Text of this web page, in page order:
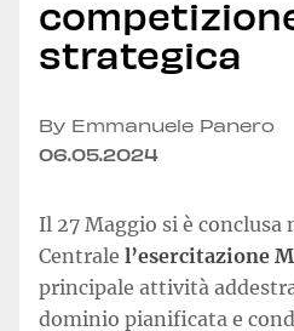
strategica
By Emmanuele Panero
06.05.2024
Il 27 Maggio si è conclusa
Centrale l’esercitazione
principale attività
dominio pianificata e